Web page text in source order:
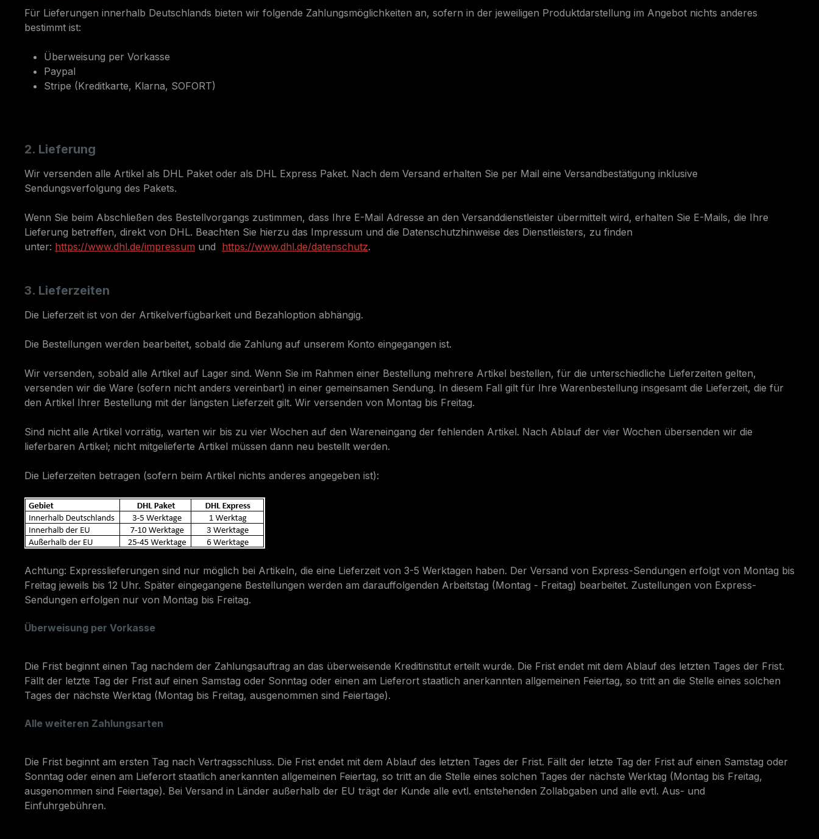
Für Lieferungen innerhalb Deutschlands bieten wir folgende Zahlungsmöglichkeiten an, sofern in der jeweiligen Produktdarstellung im Angebot nichts anderes
bestimmt ist:
Überweisung per Vorkasse
Paypal
Stripe (Kreditkarte, Klarna, SOFORT)
2. Lieferung
Wir versenden alle Artikel als DHL Paket oder als DHL Express Paket. Nach dem Versand erhalten Sie per Mail eine Versandbestätigung inklusive
Sendungsverfolgung des Pakets.
Wenn Sie beim Abschließen des Bestellvorgangs zustimmen, dass Ihre E-Mail Adresse an den Versanddienstleister übermittelt wird, erhalten Sie E-Mails, die Ihre
Lieferung betreffen, direkt von DHL. Beachten Sie hierzu das Impressum und die Datenschutzhinweise des Dienstleisters, zu finden
unter: https://www.dhl.de/impressum und https://www.dhl.de/datenschutz.
3. Lieferzeiten
Die Lieferzeit ist von der Artikelverfügbarkeit und Bezahloption abhängig.
Die Bestellungen werden bearbeitet, sobald die Zahlung auf unserem Konto eingegangen ist.
Wir versenden, sobald alle Artikel auf Lager sind. Wenn Sie im Rahmen einer Bestellung mehrere Artikel bestellen, für die unterschiedliche Lieferzeiten gelten,
versenden wir die Ware (sofern nicht anders vereinbart) in einer gemeinsamen Sendung. In diesem Fall gilt für Ihre Warenbestellung insgesamt die Lieferzeit, die für
den Artikel Ihrer Bestellung mit der längsten Lieferzeit gilt. Wir versenden von Montag bis Freitag.
Sind nicht alle Artikel vorrätig, warten wir bis zu vier Wochen auf den Wareneingang der fehlenden Artikel. Nach Ablauf der vier Wochen übersenden wir die
lieferbaren Artikel; nicht mitgelieferte Artikel müssen dann neu bestellt werden.
Die Lieferzeiten betragen (sofern beim Artikel nichts anderes angegeben ist):
Achtung: Expresslieferungen sind nur möglich bei Artikeln, die eine Lieferzeit von 3-5 Werktagen haben. Der Versand von Express-Sendungen erfolgt von Montag bis
Freitag jeweils bis 12 Uhr. Später eingegangene Bestellungen werden am darauffolgenden Arbeitstag (Montag - Freitag) bearbeitet. Zustellungen von Express-
Sendungen erfolgen nur von Montag bis Freitag.
Überweisung per Vorkasse
Die Frist beginnt einen Tag nachdem der Zahlungsauftrag an das überweisende Kreditinstitut erteilt wurde. Die Frist endet mit dem Ablauf des letzten Tages der Frist.
Fällt der letzte Tag der Frist auf einen Samstag oder Sonntag oder einen am Lieferort staatlich anerkannten allgemeinen Feiertag, so tritt an die Stelle eines solchen
Tages der nächste Werktag (Montag bis Freitag, ausgenommen sind Feiertage).
Alle weiteren Zahlungsarten
Die Frist beginnt am ersten Tag nach Vertragsschluss. Die Frist endet mit dem Ablauf des letzten Tages der Frist. Fällt der letzte Tag der Frist auf einen Samstag oder
Sonntag oder einen am Lieferort staatlich anerkannten allgemeinen Feiertag, so tritt an die Stelle eines solchen Tages der nächste Werktag (Montag bis Freitag,
ausgenommen sind Feiertage). Bei Versand in Länder außerhalb der EU trägt der Kunde alle evtl. entstehenden Zollabgaben und alle evtl. Aus- und
Einfuhrgebühren.